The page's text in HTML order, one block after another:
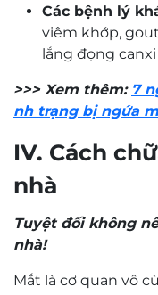
Các bệnh lý
viêm khớp,
lắng đọng
>>> Xem thêm: 7
nh trạng bị ngứa
IV. Cách
nhà
Tuyệt đối không
nhà!
Mắt là cơ quan vô